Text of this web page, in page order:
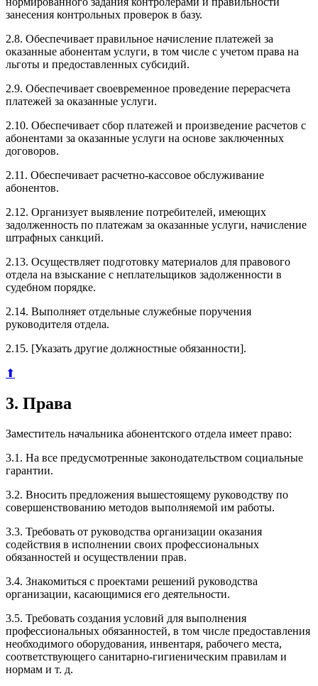
занесения контрольных проверок в базу.
2.8. Обеспечивает правильное начисление платежей за
оказанные абонентам услуги, в том числе с учетом права на
льготы и предоставленных субсидий.
2.9. Обеспечивает своевременное проведение перерасчета
платежей за оказанные услуги.
2.10. Обеспечивает сбор платежей и произведение расчетов с
абонентами за оказанные услуги на основе заключенных
договоров.
2.11. Обеспечивает расчетно-кассовое обслуживание
абонентов.
2.12. Организует выявление потребителей, имеющих
задолженность по платежам за оказанные услуги, начисление
штрафных санкций.
2.13. Осуществляет подготовку материалов для правового
отдела на взыскание с неплательщиков задолженности в
судебном порядке.
2.14. Выполняет отдельные служебные поручения
руководителя отдела.
2.15. [Указать другие должностные обязанности].
⬆
3. Права
Заместитель начальника абонентского отдела имеет право:
3.1. На все предусмотренные законодательством социальные
гарантии.
3.2. Вносить предложения вышестоящему руководству по
совершенствованию методов выполняемой им работы.
3.3. Требовать от руководства организации оказания
содействия в исполнении своих профессиональных
обязанностей и осуществлении прав.
3.4. Знакомиться с проектами решений руководства
организации, касающимися его деятельности.
3.5. Требовать создания условий для выполнения
профессиональных обязанностей, в том числе предоставления
необходимого оборудования, инвентаря, рабочего места,
соответствующего санитарно-гигиеническим правилам и
нормам и т. д.